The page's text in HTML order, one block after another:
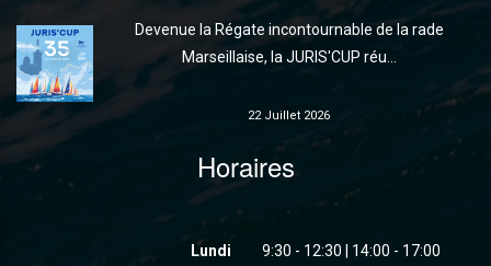
Devenue la Régate incontournable de la rade
Marseillaise, la JURIS'CUP réu...
22 Juillet 2026
Horaires
Lundi
9:30 - 12:30 | 14:00 - 17:00